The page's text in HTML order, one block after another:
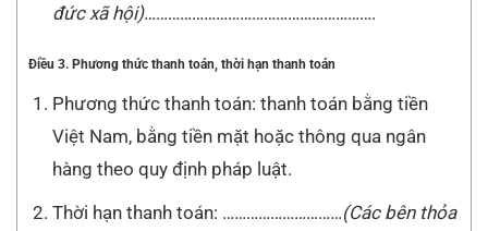
đức xã hội)………………………………………………….
Điều 3. Phương thức thanh toán, thời hạn thanh toán
Phương thức thanh toán: thanh toán bằng tiền
Việt Nam, bằng tiền mặt hoặc thông qua ngân
hàng theo quy định pháp luật.
Thời hạn thanh toán: …………………………(Các bên thỏa